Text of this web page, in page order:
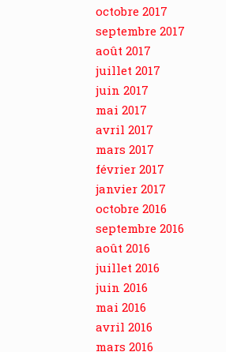
octobre 2017
septembre 2017
août 2017
juillet 2017
juin 2017
mai 2017
avril 2017
mars 2017
février 2017
janvier 2017
octobre 2016
septembre 2016
août 2016
juillet 2016
juin 2016
mai 2016
avril 2016
mars 2016